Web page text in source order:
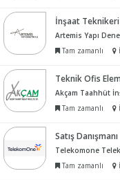
İnşaat Teknikeri
Artemis Yapı
Tam zamanlı
Teknik Ofis
Akçam Taahhüt
Tam zamanlı
Satış
Telekomone
Tam zamanlı